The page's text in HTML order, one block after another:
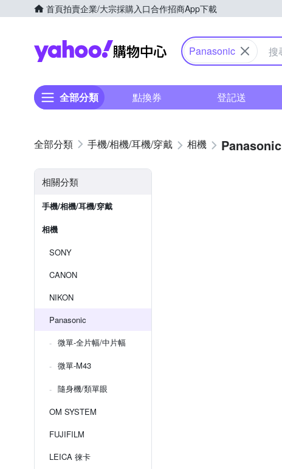
首頁拍賣企業/大宗採購入口合作招商App下載
Yahoo購物中心
Panasonic
全部分類 點換券 登記送
手機/相機/耳機/穿戴 相機 Panasonic
相關分類
手機/相機/耳機/穿戴
相機
SONY
CANON
NIKON
Panasonic
微單-全片幅/中片幅
微單-M43
隨身機/類單眼
OM SYSTEM
FUJIFILM
LEICA 徠卡